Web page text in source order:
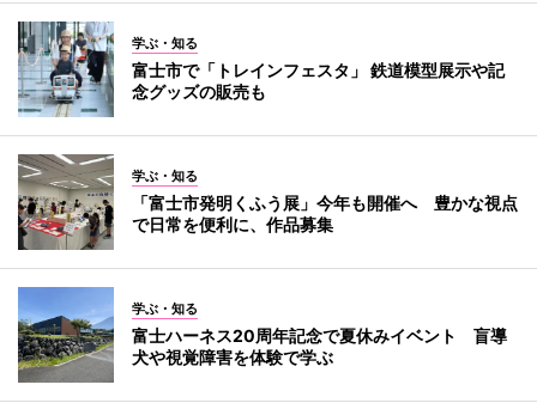
学ぶ・知る
富士市で「トレインフェスタ」 鉄道模型展示や記
念グッズの販売も
学ぶ・知る
「富士市発明くふう展」今年も開催へ 豊かな視点
で日常を便利に、作品募集
学ぶ・知る
富士ハーネス20周年記念で夏休みイベント 盲導
犬や視覚障害を体験で学ぶ